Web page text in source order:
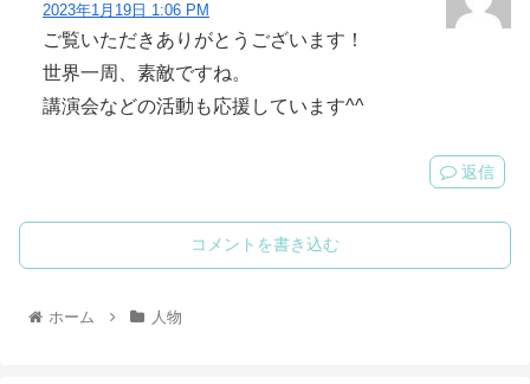
2023年1月19日 1:06 PM
ご覧いただきありがとうございます！
世界一周、素敵ですね。
講演会などの活動も応援しています^^
返信
コメントを書き込む
ホーム 人物